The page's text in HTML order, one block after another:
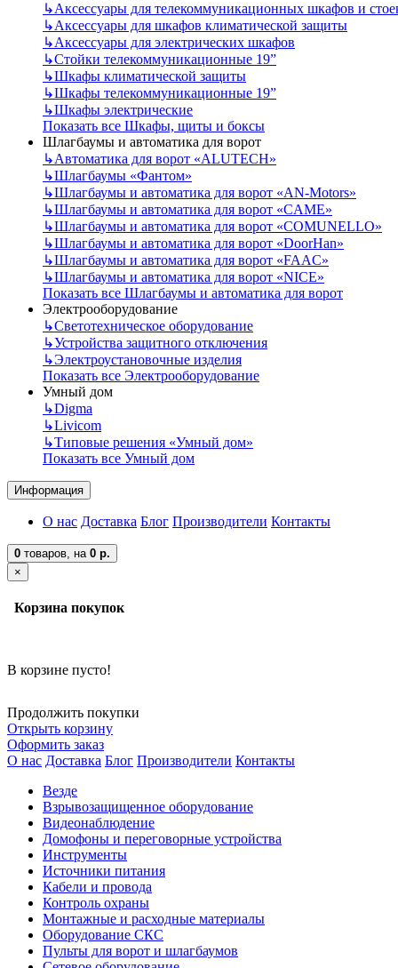
↳Аксессуары для телекоммуникационных шкафов и
↳Аксессуары для шкафов климатической защиты
↳Аксессуары для электрических шкафов
↳Стойки телекоммуникационные 19”
↳Шкафы климатической защиты
↳Шкафы телекоммуникационные 19”
↳Шкафы электрические
Показать все Шкафы, щиты и боксы
Шлагбаумы и автоматика для ворот
↳Автоматика для ворот «ALUTECH»
↳Шлагбаумы «Фантом»
↳Шлагбаумы и автоматика для ворот «AN-Motors»
↳Шлагбаумы и автоматика для ворот «CAME»
↳Шлагбаумы и автоматика для ворот «COMUNELLO»
↳Шлагбаумы и автоматика для ворот «DoorHan»
↳Шлагбаумы и автоматика для ворот «FAAC»
↳Шлагбаумы и автоматика для ворот «NICE»
Показать все Шлагбаумы и автоматика для ворот
Электрооборудование
↳Светотехническое оборудование
↳Устройства защитного отключения
↳Электроустановочные изделия
Показать все Электрооборудование
Умный дом
↳Digma
↳Livicom
↳Типовые решения «Умный дом»
Показать все Умный дом
Информация
О нас Доставка Блог Производители Контакты
0 товаров, на 0 р.
×
Корзина покупок
В корзине пусто!
Продолжить покупки
Открыть корзину
Оформить заказ
О нас Доставка Блог Производители Контакты
Везде
Взрывозащищенное оборудование
Видеонаблюдение
Домофоны и переговорные устройства
Инструменты
Источники питания
Кабели и провода
Контроль охраны
Монтажные и расходные материалы
Оборудование СКС
Пульты для ворот и шлагбаумов